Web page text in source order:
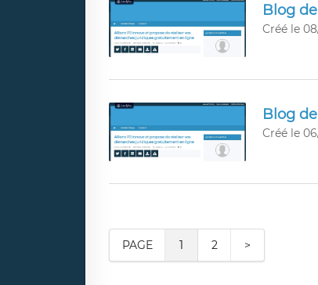
Blog
Créé le
Blog
Créé le
PAGE 1 2 >